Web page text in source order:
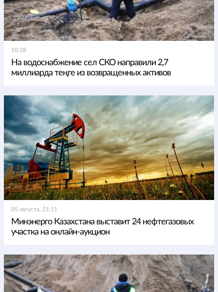
10:38
На водоснабжение сел СКО направили 2,7
миллиарда теңге из возвращенных активов
05 августа, 21:11
Минэнерго Казахстана выставит 24 нефтегазовых
участка на онлайн-аукцион